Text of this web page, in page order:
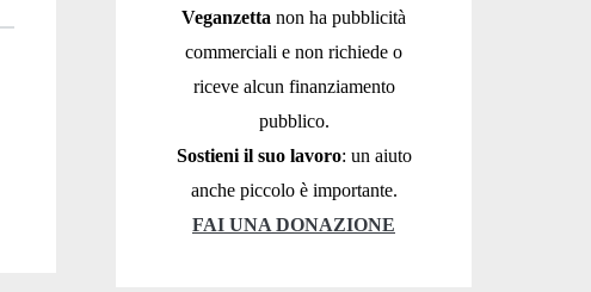
Veganzetta non ha pubblicità
commerciali e non richiede o
riceve alcun finanziamento
pubblico.
Sostieni il suo lavoro: un aiuto
anche piccolo è importante.
FAI UNA DONAZIONE